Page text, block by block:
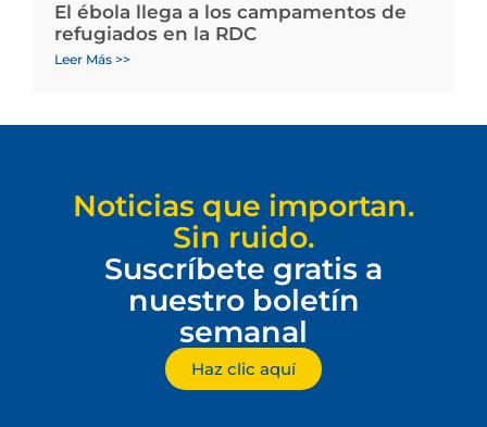
El ébola llega a los campamentos de
refugiados en la RDC
Leer Más >>
Noticias que importan.
Sin ruido.
Suscríbete gratis a
nuestro boletín
semanal
Haz clic aquí